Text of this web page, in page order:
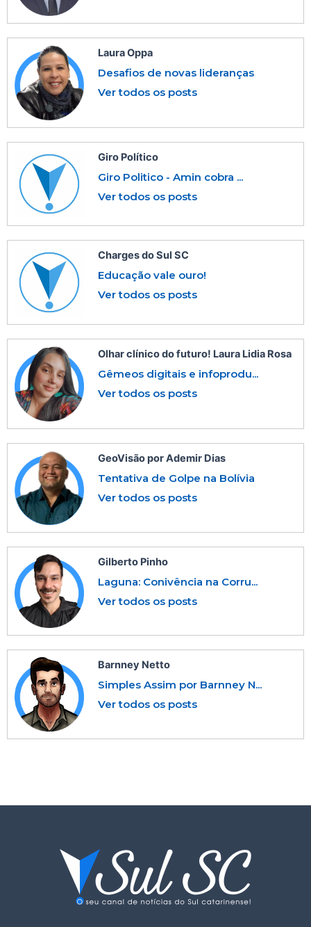
Laura Oppa
Desafios de novas lideranças
Ver todos os posts
Giro Político
Giro Politico - Amin cobra ...
Ver todos os posts
Charges do Sul SC
Educação vale ouro!
Ver todos os posts
Olhar clínico do futuro! Laura Lidia Rosa
Gêmeos digitais e infoprodu...
Ver todos os posts
GeoVisão por Ademir Dias
Tentativa de Golpe na Bolívia
Ver todos os posts
Gilberto Pinho
Laguna: Conivência na Corru...
Ver todos os posts
Barnney Netto
Simples Assim por Barnney N...
Ver todos os posts